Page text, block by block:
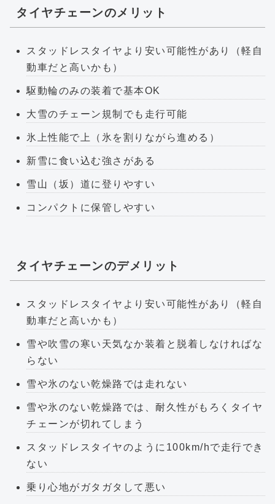
タイヤチェーンのメリット
スタッドレスタイヤより安い可能性があり（軽自
動車だと高いかも）
駆動輪のみの装着で基本OK
大雪のチェーン規制でも走行可能
氷上性能で上（氷を割りながら進める）
新雪に食い込む強さがある
雪山（坂）道に登りやすい
コンパクトに保管しやすい
タイヤチェーンのデメリット
スタッドレスタイヤより安い可能性があり（軽自
動車だと高いかも）
雪や吹雪の寒い天気なか装着と脱着しなければな
らない
雪や氷のない乾燥路では走れない
雪や氷のない乾燥路では、耐久性がもろくタイヤ
チェーンが切れてしまう
スタッドレスタイヤのように100km/hで走行でき
ない
乗り心地がガタガタして悪い